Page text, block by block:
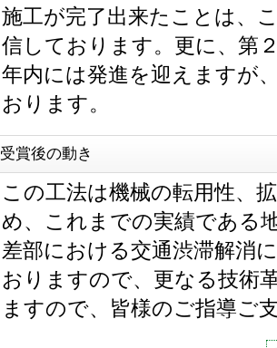
施工が完了出来たことは、
信しております。更に、第
年内には発進を迎えますが
おります。
受賞後の動き
この工法は機械の転用性、
め、これまでの実績である
差部における交通渋滞解消
おりますので、更なる技術
ますので、皆様のご指導ご